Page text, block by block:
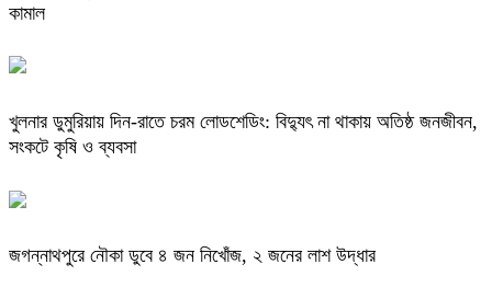
কামাল
খুলনার ডুমুরিয়ায় দিন-রাতে চরম লোডশেডিং: বিদ্যুৎ না থাকায় অতিষ্ঠ জনজীবন,
সংকটে কৃষি ও ব্যবসা
জগন্নাথপুরে নৌকা ডুবে ৪ জন নিখোঁজ, ২ জনের লাশ উদ্ধার